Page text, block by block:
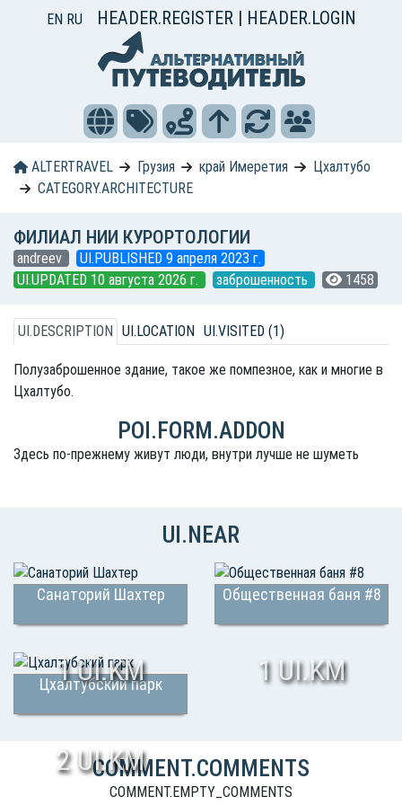
EN RU HEADER.REGISTER | HEADER.LOGIN
ALTERTRAVEL Грузия край Имеретия
Цхалтубо
CATEGORY.ARCHITECTURE
ФИЛИАЛ НИИ КУРОРТОЛОГИИ
andreev
UI.PUBLISHED 9 апреля 2023 г.
UI.UPDATED 10 августа 2026 г.
заброшенность 1458
UI.DESCRIPTION UI.LOCATION UI.VISITED (1)
Полузаброшенное здание, такое же помпезное, как и многие в
Цхалтубо.
POI.FORM.ADDON
Здесь по-прежнему живут люди, внутри лучше не шуметь
UI.NEAR
Санаторий Шахтер
1 UI.KM
Общественная баня #8
1 UI.KM
Цхалтубский парк
2 UI.KM
COMMENT.COMMENTS
COMMENT.EMPTY_COMMENTS